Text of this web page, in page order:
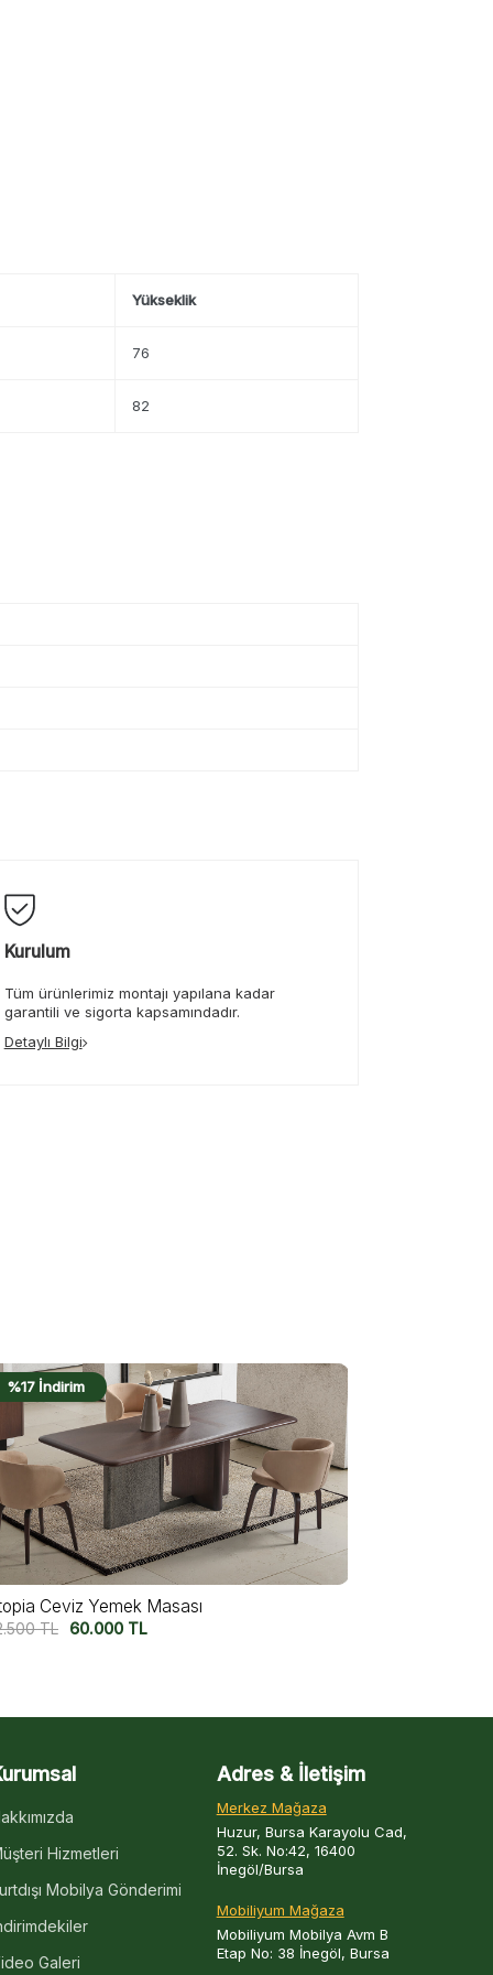
Yükseklik
76
82
Kurulum
Tüm ürünlerimiz montajı yapılana kadar
garantili ve sigorta kapsamındadır.
Detaylı Bilgi
%17 İndirim
Ceviz Yemek Masası
TL 60.000 TL
Hizmetleri
Mobilya Gönderimi
Galeri
Adres & İletişim
Merkez Mağaza
Huzur, Bursa Karayolu Cad,
52. Sk. No:42, 16400
İnegöl/Bursa
Mobiliyum Mağaza
Mobiliyum Mobilya Avm B
Etap No: 38 İnegöl, Bursa